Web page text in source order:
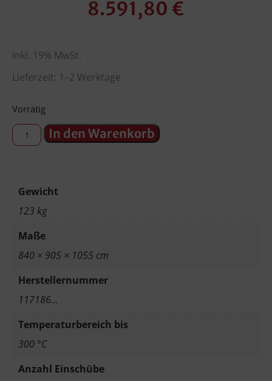
8.591,80 €
inkl. 19% MwSt.
Lieferzeit: 1–2 Werktage
Vorrätig
In den Warenkorb
Gewicht
123 kg
Maße
840 × 905 × 1055 cm
Herstellernummer
117186…
Temperaturbereich bis
300 °C
Anzahl Einschübe